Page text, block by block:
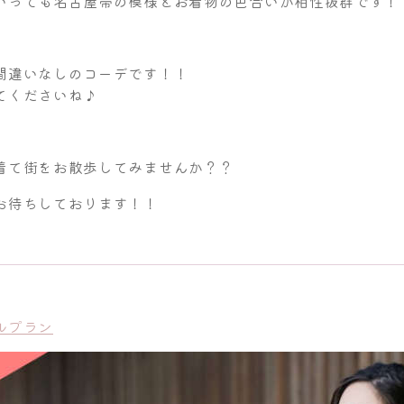
いなしのコーデです！！
くださいね♪
て街をお散歩してみませんか？？
ちしております！！
ラン